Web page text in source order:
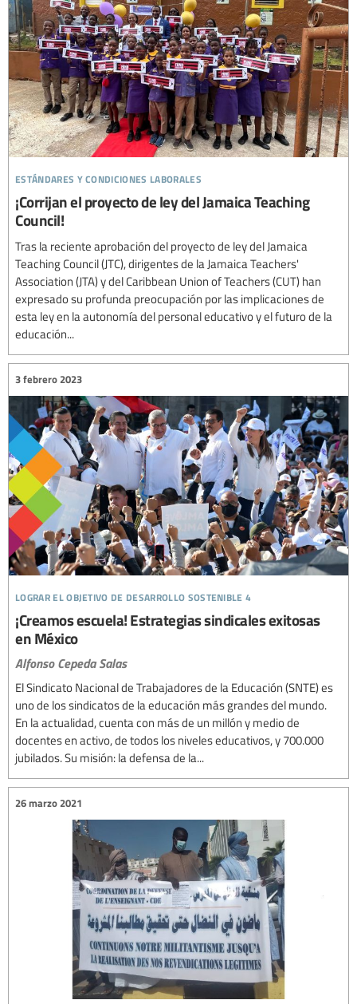
estándares y condiciones laborales
¡Corrijan el proyecto de ley del Jamaica Teaching
Council!
Tras la reciente aprobación del proyecto de ley del Jamaica
Teaching Council (JTC), dirigentes de la Jamaica Teachers'
Association (JTA) y del Caribbean Union of Teachers (CUT) han
expresado su profunda preocupación por las implicaciones de
esta ley en la autonomía del personal educativo y el futuro de la
educación...
lograr el objetivo de desarrollo sostenible 4
3 febrero 2023
¡Creamos escuela! Estrategias sindicales exitosas
en México
Alfonso Cepeda Salas
El Sindicato Nacional de Trabajadores de la Educación (SNTE) es
uno de los sindicatos de la educación más grandes del mundo.
En la actualidad, cuenta con más de un millón y medio de
docentes en activo, de todos los niveles educativos, y 700.000
jubilados. Su misión: la defensa de la...
26 marzo 2021